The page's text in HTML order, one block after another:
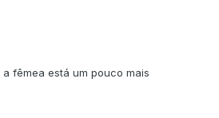
fêmea está um pouco mais